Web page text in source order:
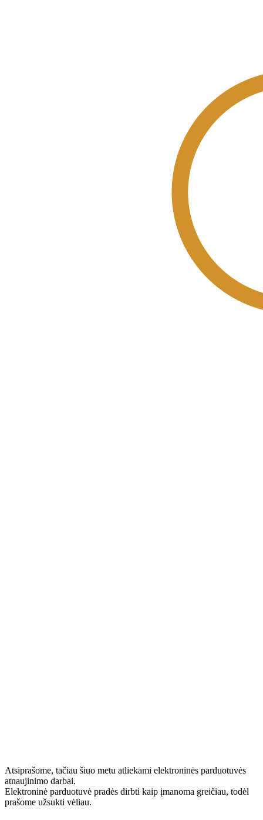
Atsiprašome, tačiau šiuo metu atliekami elektroninės parduotuvės
atnaujinimo darbai.
Elektroninė parduotuvė pradės dirbti kaip įmanoma greičiau, todėl
prašome užsukti vėliau.